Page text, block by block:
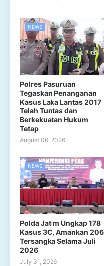
NEWS
Polres Pasuruan
Tegaskan Penanganan
Kasus Laka Lantas 2017
Telah Tuntas dan
Berkekuatan Hukum
Tetap
August 06, 2026
NEWS
Polda Jatim Ungkap 178
Kasus 3C, Amankan 206
Tersangka Selama Juli
2026
July 31, 2026